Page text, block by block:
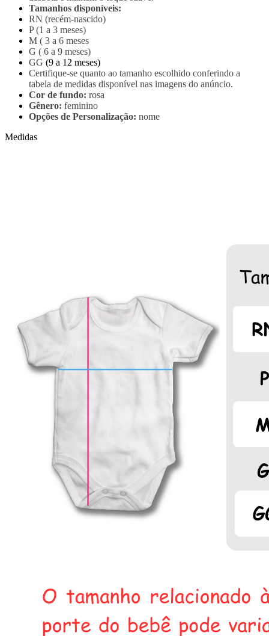
Tamanhos disponíveis:
RN (recém-nascido)
P (1 a 3 meses)
M ( 3 a 6 meses
G ( 6 a 9 meses)
GG (9 a 12 meses)
Certifique-se quanto ao tamanho escolhido conferindo a
tabela de medidas disponível nas imagens do anúncio.
Cor de fundo: rosa
Gênero: feminino
Opções de Personalização: nome
Medidas